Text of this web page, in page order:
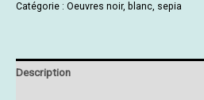
Catégorie : Oeuvres noir, blanc, sepia
Description